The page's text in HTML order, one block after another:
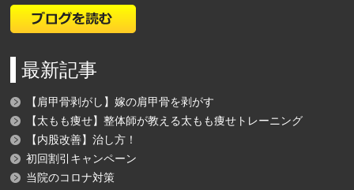
最新記事
【肩甲骨剥がし】嫁の肩甲骨を剥がす
【太もも痩せ】整体師が教える太もも痩せトレーニング
【内股改善】治し方！
初回割引キャンペーン
当院のコロナ対策